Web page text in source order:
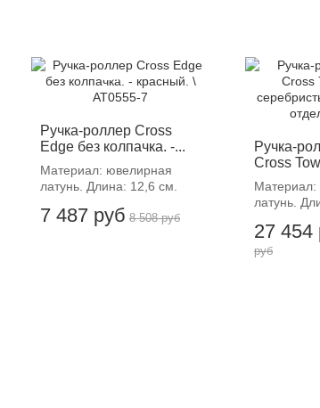
Ручка-роллер Cross
Edge без колпачка. -...
Материал: ювелирная
латунь. Длина: 12,6 см.
7 487 руб 8 508 руб
Ручка-
Cross
Материал:
латунь.
27 454
-
руб